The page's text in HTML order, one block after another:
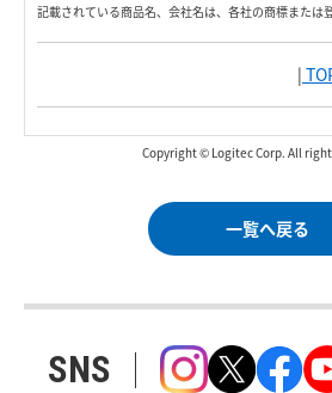
記載されている商品名、会社名は、各社の商標また
|
Copyright © Logitec Corp. All
一覧へ戻る
SNS